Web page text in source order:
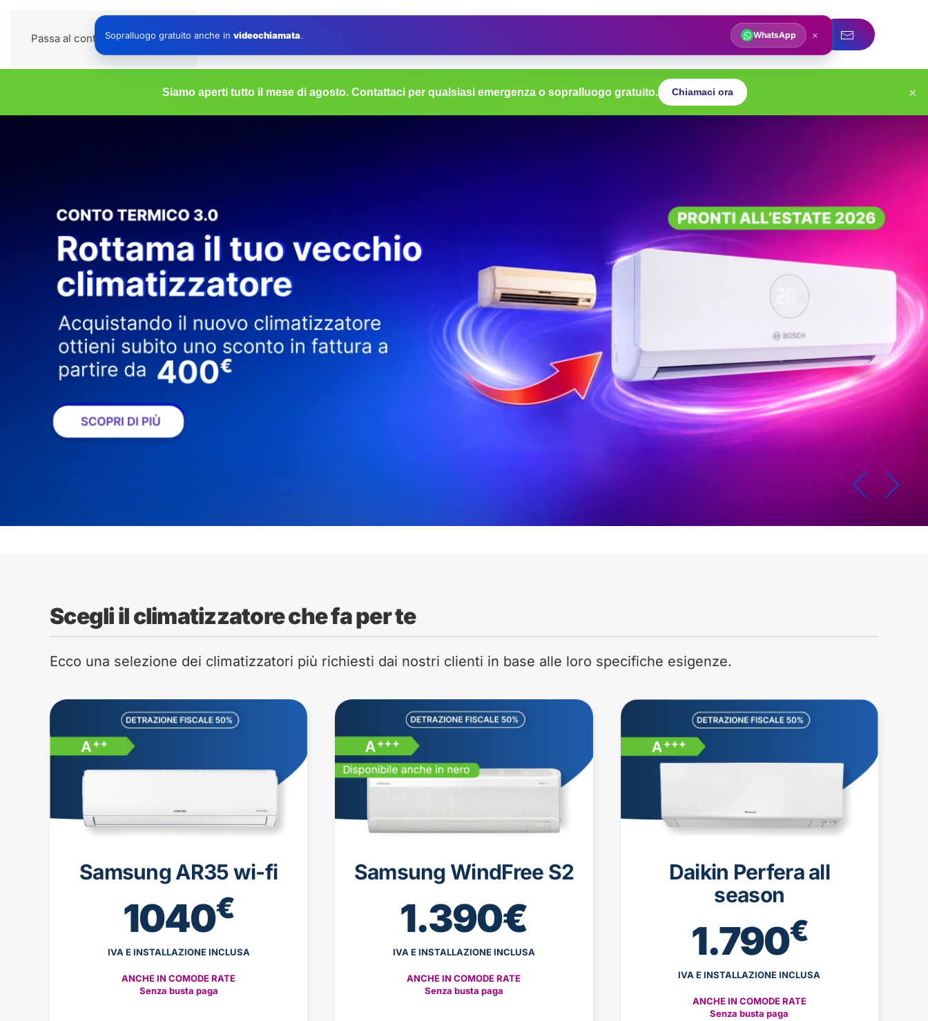
Passa al contenuto principale Impianti Servizi idraulici
Siamo aperti tutto il mese di agosto. Contattaci per qualsiasi emergenza o sopralluogo gratuito. Chiamaci ora ×
Scegli il climatizzatore che fa per te
Ecco una selezione dei climatizzatori più richiesti dai nostri clienti in base alle loro specifiche esigenze.
Samsung AR35 wi-fi
1040€
IVA E INSTALLAZIONE INCLUSA
ANCHE IN COMODE RATE
Senza busta paga
Samsung WindFree S2
1.390€
IVA E INSTALLAZIONE INCLUSA
ANCHE IN COMODE RATE
Senza busta paga
Daikin Perfera all
season
1.790€
IVA E INSTALLAZIONE INCLUSA
ANCHE IN COMODE RATE
Senza busta paga
Sopralluogo gratuito anche in videochiamata. WhatsApp ×